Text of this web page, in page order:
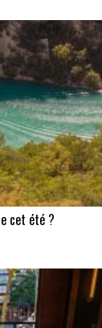
cet été ?